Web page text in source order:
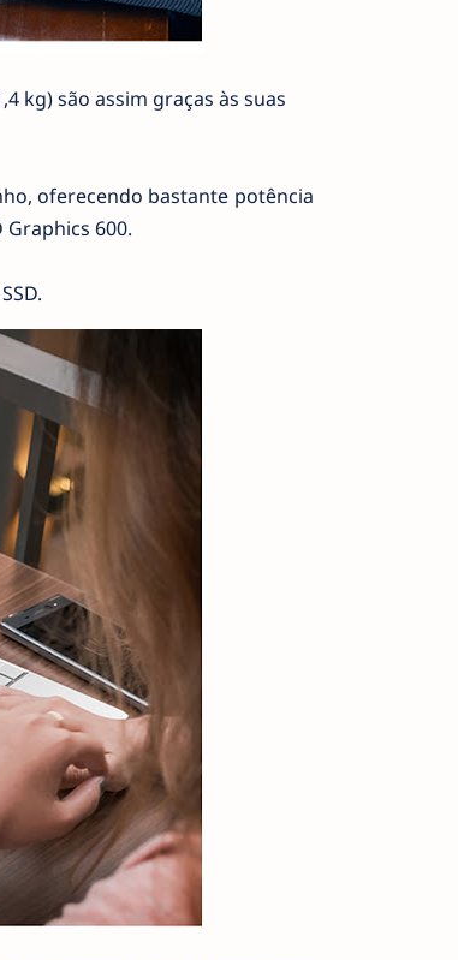
kg) são assim graças às suas
oferecendo bastante potência
600.